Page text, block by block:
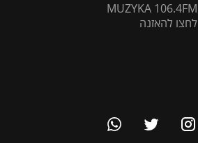
MUZYKA 106.4FM
לחצו להאזנה